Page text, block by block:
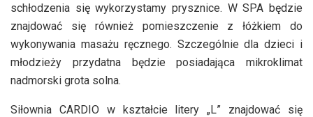
schłodzenia się wykorzystamy prysznice. W SPA będzie
znajdować się również pomieszczenie z łóżkiem do
wykonywania masażu ręcznego. Szczególnie dla dzieci i
młodzieży przydatna będzie posiadająca mikroklimat
nadmorski grota solna.
Siłownia CARDIO w kształcie litery „L” znajdować się